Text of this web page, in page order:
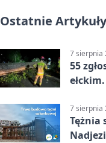
Ostatnie Artykuły
7 sierpnia
55
7 sierpnia
Tężnia